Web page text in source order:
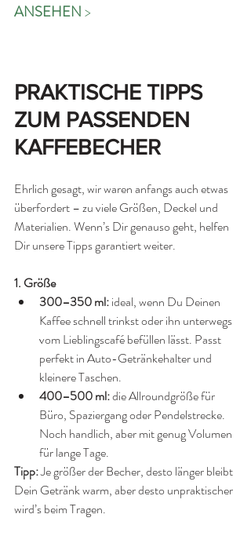
ANSEHEN >
PRAKTISCHE TIPPS
ZUM PASSENDEN
KAFFEBECHER
Ehrlich gesagt, wir waren anfangs auch etwas
überfordert – zu viele Größen, Deckel und
Materialien. Wenn’s Dir genauso geht, helfen
Dir unsere Tipps garantiert weiter.
1. Größe
300–350 ml: ideal, wenn Du Deinen
Kaffee schnell trinkst oder ihn unterwegs
vom Lieblingscafé befüllen lässt. Passt
perfekt in Auto-Getränkehalter und
kleinere Taschen.
400–500 ml: die Allroundgröße für
Büro, Spaziergang oder Pendelstrecke.
Noch handlich, aber mit genug Volumen
für lange Tage.
Tipp: Je größer der Becher, desto länger bleibt
Dein Getränk warm, aber desto unpraktischer
wird’s beim Tragen.